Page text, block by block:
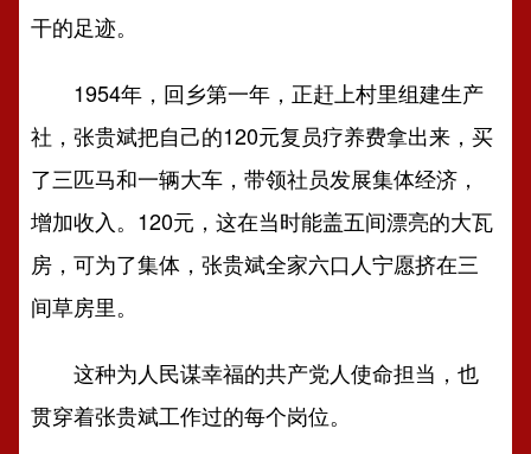
干的足迹。
1954年，回乡第一年，正赶上村里组建生产
社，张贵斌把自己的120元复员疗养费拿出来，买
了三匹马和一辆大车，带领社员发展集体经济，
增加收入。120元，这在当时能盖五间漂亮的大瓦
房，可为了集体，张贵斌全家六口人宁愿挤在三
间草房里。
这种为人民谋幸福的共产党人使命担当，也
贯穿着张贵斌工作过的每个岗位。